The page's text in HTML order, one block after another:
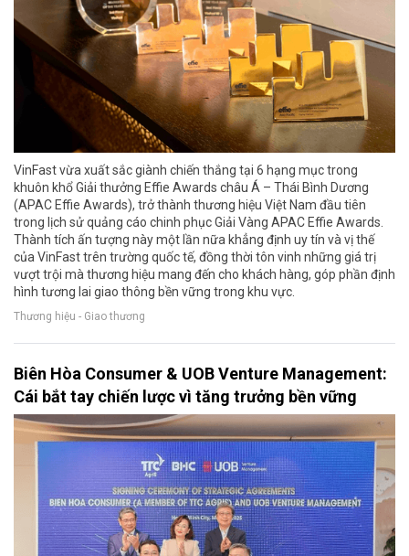
VinFast vừa xuất sắc giành chiến thắng tại 6 hạng mục trong
khuôn khổ Giải thưởng Effie Awards châu Á – Thái Bình Dương
(APAC Effie Awards), trở thành thương hiệu Việt Nam đầu tiên
trong lịch sử quảng cáo chinh phục Giải Vàng APAC Effie Awards.
Thành tích ấn tượng này một lần nữa khẳng định uy tín và vị thế
của VinFast trên trường quốc tế, đồng thời tôn vinh những giá trị
vượt trội mà thương hiệu mang đến cho khách hàng, góp phần định
hình tương lai giao thông bền vững trong khu vực.
Thương hiệu - Giao thương
Biên Hòa Consumer & UOB Venture Management:
Cái bắt tay chiến lược vì tăng trưởng bền vững